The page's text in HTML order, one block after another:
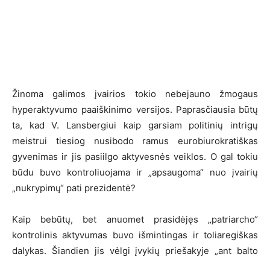
Žinoma galimos įvairios tokio nebejauno žmogaus
hyperaktyvumo paaiškinimo versijos. Paprasčiausia būtų
ta, kad V. Lansbergiui kaip garsiam politinių intrigų
meistrui tiesiog nusibodo ramus eurobiurokratiškas
gyvenimas ir jis pasiilgo aktyvesnės veiklos. O gal tokiu
būdu buvo kontroliuojama ir „apsaugoma“ nuo įvairių
„nukrypimų“ pati prezidentė?
Kaip bebūtų, bet anuomet prasidėjęs „patriarcho“
kontrolinis aktyvumas buvo išmintingas ir toliaregiškas
dalykas. Šiandien jis vėlgi įvykių priešakyje „ant balto